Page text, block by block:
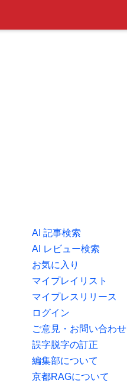
AI 記事検索
AI レビュー検索
お気に入り
マイプレイリスト
マイプレスリリース
ログイン
ご意見・お問い合わせ
誤字脱字の訂正
編集部について
京都RAGについて